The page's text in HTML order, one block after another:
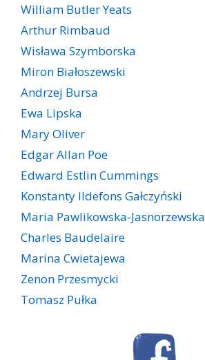
William Butler Yeats
Arthur Rimbaud
Wisława Szymborska
Miron Białoszewski
Andrzej Bursa
Ewa Lipska
Mary Oliver
Edgar Allan Poe
Edward Estlin Cummings
Konstanty Ildefons Gałczyński
Maria Pawlikowska-Jasnorzewska
Charles Baudelaire
Marina Cwietajewa
Zenon Przesmycki
Tomasz Pułka